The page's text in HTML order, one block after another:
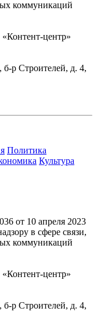
коммуникаций
центр»
б-р Строителей, д. 4,
Политика
Культура
от 10 апреля 2023
в сфере связи,
коммуникаций
центр»
б-р Строителей, д. 4,